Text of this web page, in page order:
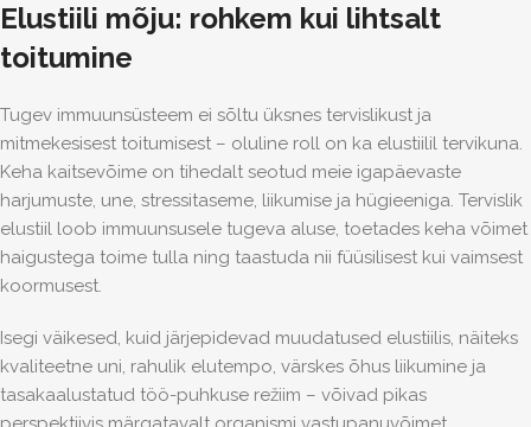
Elustiili mõju: rohkem kui lihtsalt
toitumine
Tugev immuunsüsteem ei sõltu üksnes tervislikust ja
mitmekesisest toitumisest – oluline roll on ka elustiilil tervikuna.
Keha kaitsevõime on tihedalt seotud meie igapäevaste
harjumuste, une, stressitaseme, liikumise ja hügieeniga. Tervislik
elustiil loob immuunsusele tugeva aluse, toetades keha võimet
haigustega toime tulla ning taastuda nii füüsilisest kui vaimsest
koormusest.
Isegi väikesed, kuid järjepidevad muudatused elustiilis, näiteks
kvaliteetne uni, rahulik elutempo, värskes õhus liikumine ja
tasakaalustatud töö-puhkuse režiim – võivad pikas